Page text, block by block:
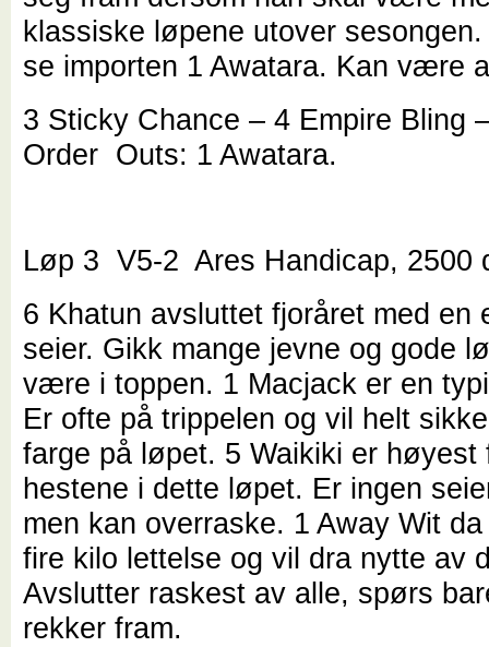
klassiske løpene utover
se importen 1 Awatara. Kan være
3 Sticky Chance – 4 Empire Bling
Order Outs: 1 Awatara.
Løp 3 V5-2 Ares Handicap, 2500
6 Khatun avsluttet fjoråret med en
seier. Gikk mange jevne og gode
være i toppen. 1 Macjack er en
Er ofte på trippelen og vil helt
farge på løpet. 5 Waikiki er høyest
hestene i dette løpet. Er ingen
men kan overraske. 1 Away Wit
fire kilo lettelse og vil dra nytte av
Avslutter raskest av alle, spørs
rekker fram.